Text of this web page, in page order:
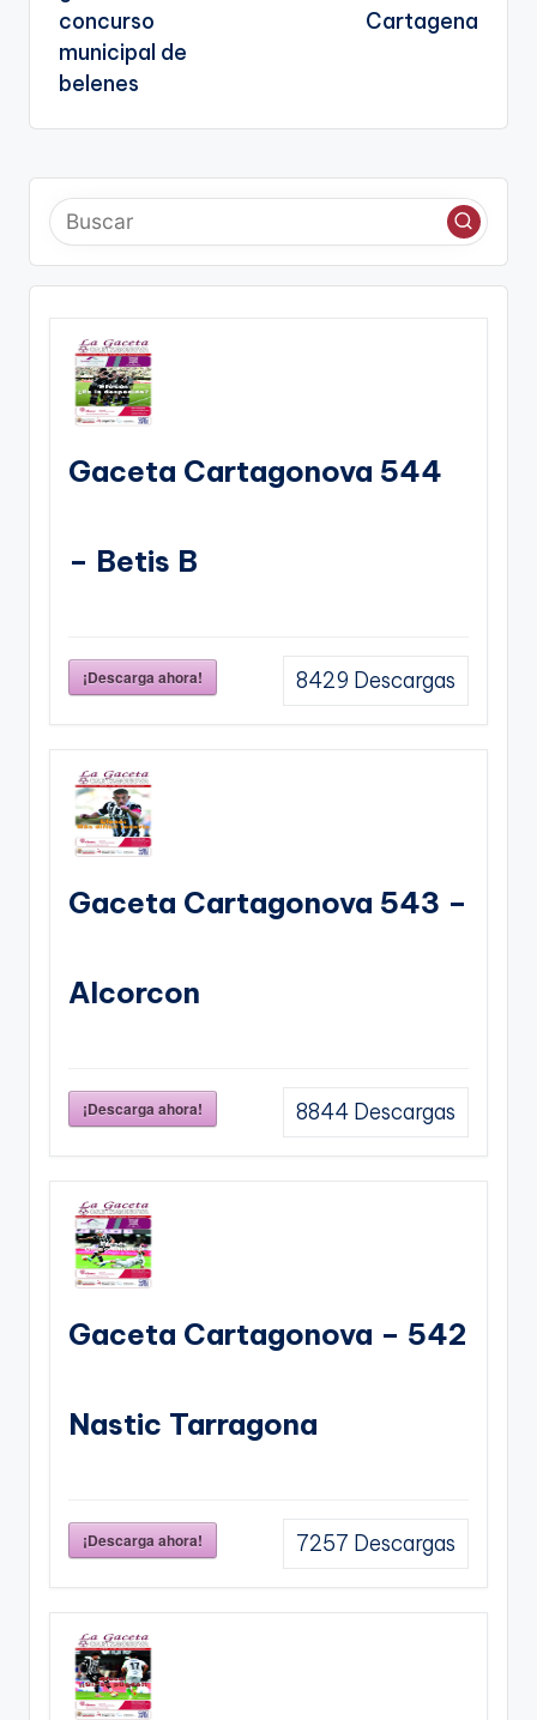
concurso
municipal de
belenes
Cartagena
Gaceta Cartagonova 544
– Betis B
¡Descarga ahora! 8429 Descargas
Gaceta Cartagonova 543 –
Alcorcon
¡Descarga ahora! 8844 Descargas
Gaceta Cartagonova – 542
Nastic Tarragona
¡Descarga ahora! 7257 Descargas